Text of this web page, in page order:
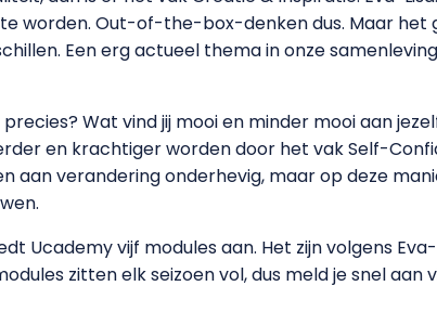
worden. Out-of-the-box-denken dus. Maar het
Een erg actueel thema in onze
precies? Wat vind jij mooi en minder mooi aan
en krachtiger worden door het vak Self-
aan verandering onderhevig, maar op deze
Ucademy vijf modules aan. Het zijn volgens
zitten elk seizoen vol, dus meld je snel aan